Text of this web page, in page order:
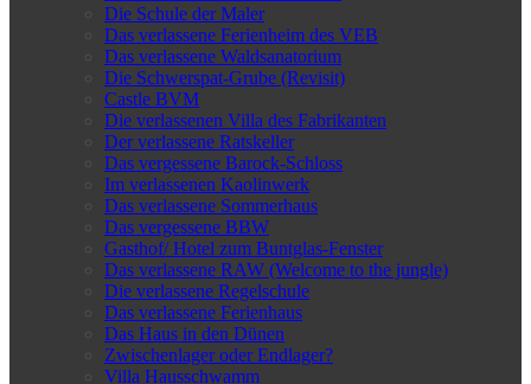
Die Schule der Maler
Das verlassene Ferienheim des VEB
Das verlassene Waldsanatorium
Die Schwerspat-Grube (Revisit)
Castle BVM
Die verlassenen Villa des Fabrikanten
Der verlassene Ratskeller
Das vergessene Barock-Schloss
Im verlassenen Kaolinwerk
Das verlassene Sommerhaus
Das vergessene BBW
Gasthof/ Hotel zum Buntglas-Fenster
Das verlassene RAW (Welcome to the jungle)
Die verlassene Regelschule
Das verlassene Ferienhaus
Das Haus in den Dünen
Zwischenlager oder Endlager?
Villa Hausschwamm